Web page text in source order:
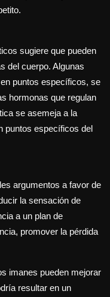
sugiere que pueden
del cuerpo. Algunas
puntos específicos, se
hormonas que regulan
se asemeja a la
puntos específicos del
argumentos a favor de
la sensación de
a un plan de
promover la pérdida
imanes pueden mejorar
resultar en un